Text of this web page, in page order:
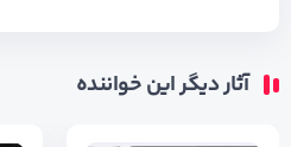
آثار دیگر این خواننده